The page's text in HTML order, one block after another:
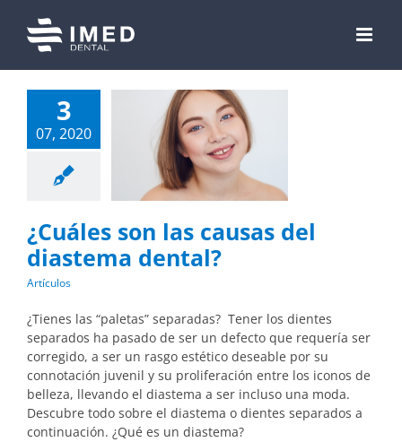
content
3
07, 2020
¿Cuáles son las causas del
diastema dental?
Artículos
¿Tienes las “paletas” separadas? Tener los dientes
separados ha pasado de ser un defecto que requería ser
corregido, a ser un rasgo estético deseable por su
connotación juvenil y su proliferación entre los iconos de
belleza, llevando el diastema a ser incluso una moda.
Descubre todo sobre el diastema o dientes separados a
continuación. ¿Qué es un diastema?